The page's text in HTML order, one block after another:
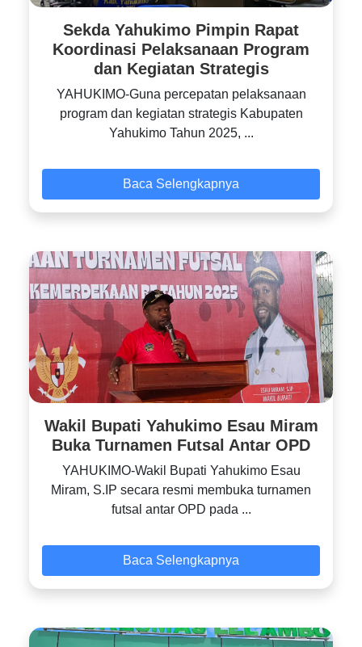
Sekda Yahukimo Pimpin Rapat
Koordinasi Pelaksanaan Program
dan Kegiatan Strategis
YAHUKIMO-Guna percepatan pelaksanaan
program dan kegiatan strategis Kabupaten
Yahukimo Tahun 2025, ...
Baca Selengkapnya
Wakil Bupati Yahukimo Esau Miram
Buka Turnamen Futsal Antar OPD
YAHUKIMO-Wakil Bupati Yahukimo Esau
Miram, S.IP secara resmi membuka turnamen
futsal antar OPD pada ...
Baca Selengkapnya